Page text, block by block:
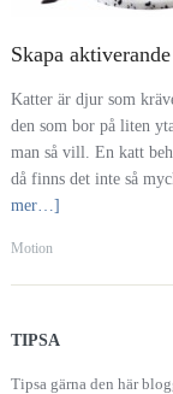
Skapa
Katter är djur som
den som bor på liten
man så vill. En katt
då finns det inte så
mer…]
Motion
TIPSA
Tipsa gärna den här